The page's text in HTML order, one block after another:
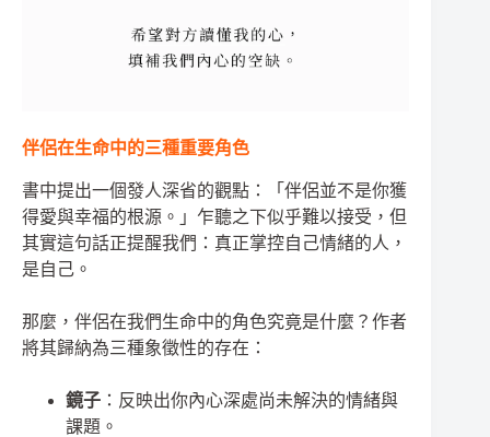
伴侶在生命中的三種重要角色
書中提出一個發人深省的觀點：「伴侶並不是你獲
得愛與幸福的根源。」乍聽之下似乎難以接受，但
其實這句話正提醒我們：真正掌控自己情緒的人，
是自己。
那麼，伴侶在我們生命中的角色究竟是什麼？作者
將其歸納為三種象徵性的存在：
鏡子 ：反映出你內心深處尚未解決的情緒與
課題。